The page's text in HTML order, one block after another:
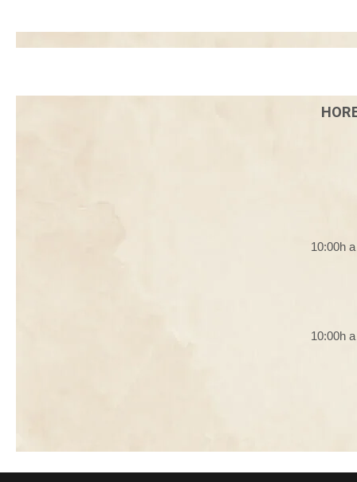
10:00h
10:00h